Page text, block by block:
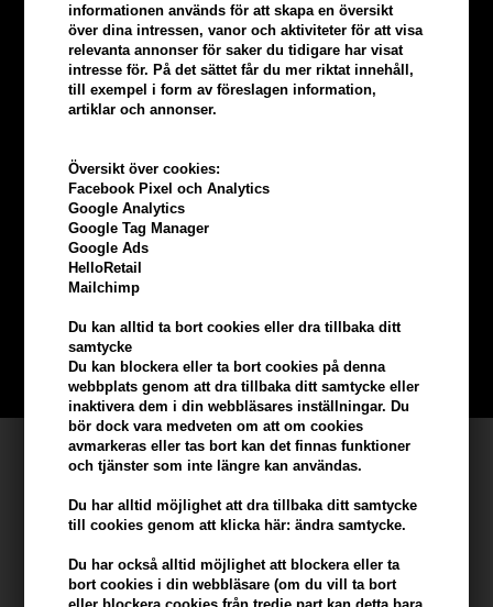
informationen används för att skapa en översikt
över dina intressen, vanor och aktiviteter för att visa
relevanta annonser för saker du tidigare har visat
intresse för. På det sättet får du mer riktat innehåll,
till exempel i form av föreslagen information,
artiklar och annonser.
Översikt över cookies:
Facebook Pixel och Analytics
Google Analytics
Google Tag Manager
Google Ads
HelloRetail
Mailchimp
Du kan alltid ta bort cookies eller dra tillbaka ditt
samtycke
Du kan blockera eller ta bort cookies på denna
webbplats genom att dra tillbaka ditt samtycke eller
inaktivera dem i din webbläsares inställningar. Du
bör dock vara medveten om att om cookies
avmarkeras eller tas bort kan det finnas funktioner
och tjänster som inte längre kan användas.
Du har alltid möjlighet att dra tillbaka ditt samtycke
till cookies genom att klicka här: ändra samtycke.
Du har också alltid möjlighet att blockera eller ta
bort cookies i din webbläsare (om du vill ta bort
Tjäna5% bonus
beställning
Bli en del av vår kundklubb gratis och få rabatter när du handlar
BLI EN GRATIS MEDLEM HÄR
Kundservice
Frisenborgvej 6A
info@hair247.se